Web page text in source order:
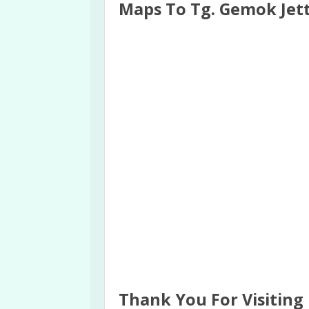
Maps To Tg. Gemok
Thank You For Visiting